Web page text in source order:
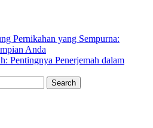
Pernikahan yang Sempurna:
Anda
Pentingnya Penerjemah dalam